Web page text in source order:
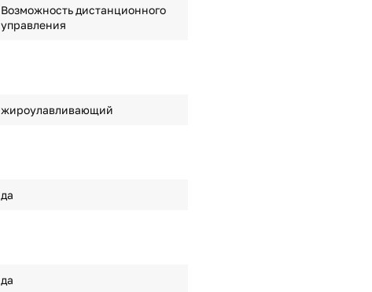
Возможность дистанционного
управления
жироулавливающий
да
да